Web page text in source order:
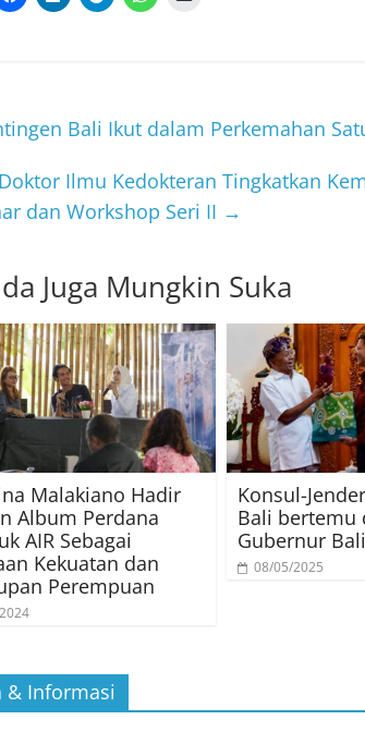
Bali Ikut dalam Perkemahan
Ilmu Kedokteran Tingkatkan
dan Workshop Seri II →
Juga Mungkin Suka
Malakiano Hadir
Album Perdana
AIR Sebagai
Kekuatan dan
Perempuan
Konsul-
Bali bertemu
Gubernur Bali
08/05/2025
& Informasi